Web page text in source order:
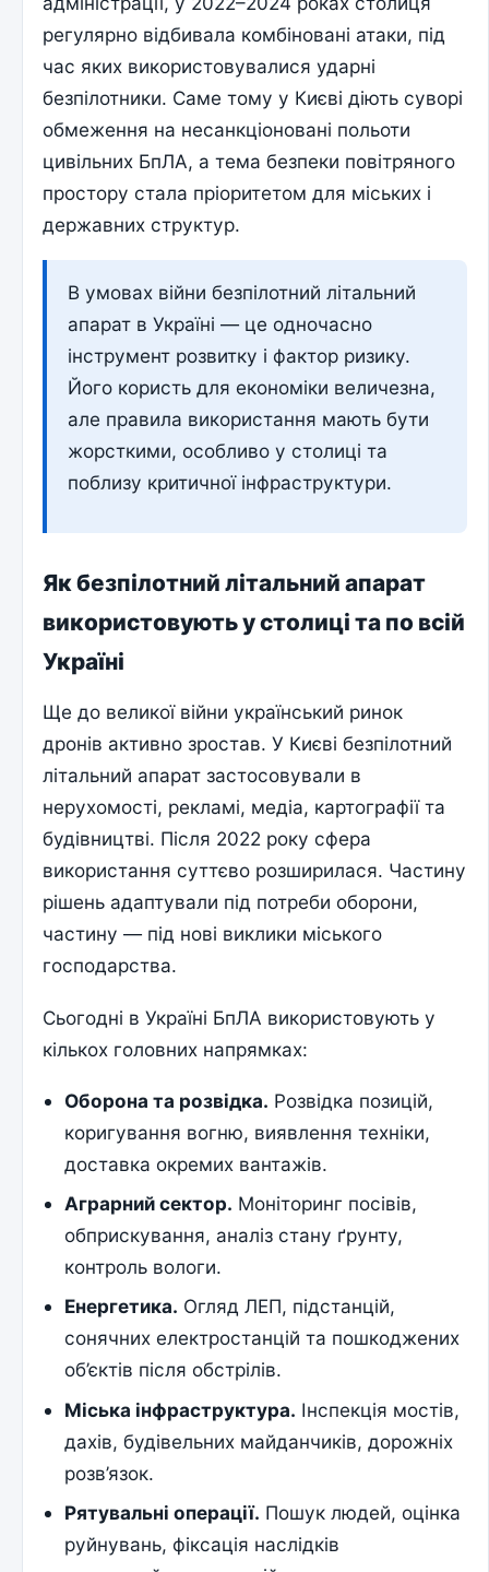
регулярно відбивала комбіновані атаки, під
час яких використовувалися ударні
безпілотники. Саме тому у Києві діють суворі
обмеження на несанкціоновані польоти
цивільних БпЛА, а тема безпеки повітряного
простору стала пріоритетом для міських і
державних структур.
В умовах війни безпілотний літальний
апарат в Україні — це одночасно
інструмент розвитку і фактор ризику.
Його користь для економіки величезна,
але правила використання мають бути
жорсткими, особливо у столиці та
поблизу критичної інфраструктури.
Як безпілотний літальний апарат
використовують у столиці та по всій
Україні
Ще до великої війни український ринок
дронів активно зростав. У Києві безпілотний
літальний апарат застосовували в
нерухомості, рекламі, медіа, картографії та
будівництві. Після 2022 року сфера
використання суттєво розширилася. Частину
рішень адаптували під потреби оборони,
частину — під нові виклики міського
господарства.
Сьогодні в Україні БпЛА використовують у
кількох головних напрямках:
Оборона та розвідка. Розвідка позицій,
коригування вогню, виявлення техніки,
доставка окремих вантажів.
Аграрний сектор. Моніторинг посівів,
обприскування, аналіз стану ґрунту,
контроль вологи.
Енергетика. Огляд ЛЕП, підстанцій,
сонячних електростанцій та пошкоджених
об’єктів після обстрілів.
Міська інфраструктура. Інспекція мостів,
дахів, будівельних майданчиків, дорожніх
розв’язок.
Рятувальні операції. Пошук людей, оцінка
руйнувань, фіксація наслідків